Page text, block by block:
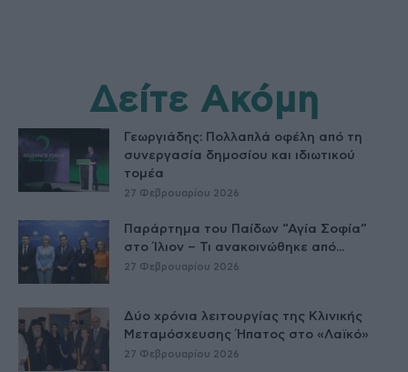
Δείτε Ακόμη
Γεωργιάδης: Πολλαπλά οφέλη από τη
συνεργασία δημοσίου και ιδιωτικού
τομέα
27 Φεβρουαρίου 2026
Παράρτημα του Παίδων “Αγία Σοφία”
στο Ίλιον – Τι ανακοινώθηκε από...
27 Φεβρουαρίου 2026
Δύο χρόνια λειτουργίας της Κλινικής
Μεταμόσχευσης Ήπατος στο «Λαϊκό»
27 Φεβρουαρίου 2026